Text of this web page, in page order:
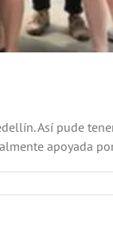
Así pude
apoyada